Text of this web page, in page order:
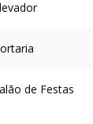
de Festas